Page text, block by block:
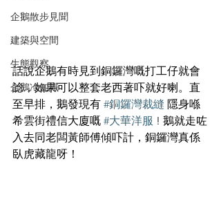
企鵝散步見聞
建築與空間
生態觀察
企鵝冷知識
話說企鵝有時見到銅鑼灣嘅打工仔就會
諗，如果可以整套老西著吓就好喇。直
至早排，鵝發現有 #銅鑼灣裁縫 隱身喺
希雲街禮信大廈嘅 #大華洋服 ! 鵝就走咗
入去同老闆黃師傅傾吓計，銅鑼灣真係
臥虎藏龍呀！